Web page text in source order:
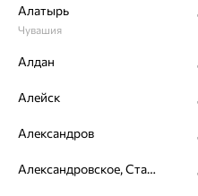
16.5
60 218
Алатырь
Чувашия
Алдан
Алейск
Александров
Александровское, Ставропольский край